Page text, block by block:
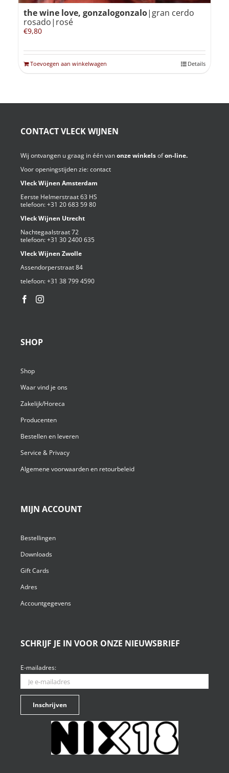
the wine love, gonzalogonzalo|gran cerdo
rosado|rosé
€9,80
Toevoegen aan winkelwagen Details
CONTACT VLECK WIJNEN
Wij ontvangen u graag in één vanonze winkelsofon-line.
Voor openingstijden zie:contact
Vleck Wijnen Amsterdam
Eerste Helmerstraat 63 HS
telefoon:+31 20 683 59 80
Vleck Wijnen Utrecht
Nachtegaalstraat 72
telefoon:+31 30 2400 635
Vleck Wijnen Zwolle
Assendorperstraat 84
telefoon:+31 38 799 4590⁩
SHOP
Shop
Waar vind je ons
Zakelijk/Horeca
Producenten
Bestellen en leveren
Service & Privacy
Algemene voorwaarden en retourbeleid
MIJN ACCOUNT
Bestellingen
Downloads
Gift Cards
Adres
Accountgegevens
SCHRIJF JE IN VOOR ONZE NIEUWSBRIEF
E-mailadres: